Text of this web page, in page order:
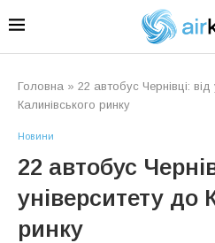
Головна » 22 автобус Чернівці: від
Калинівського ринку
Новини
22 автобус
університету до
ринку